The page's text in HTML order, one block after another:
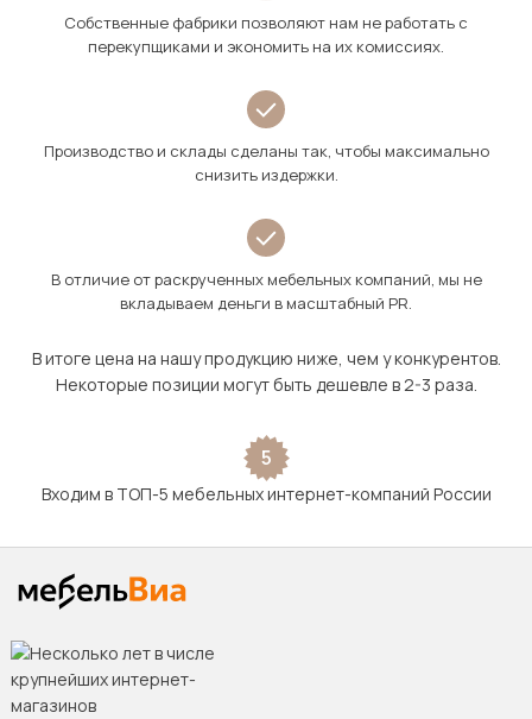
Собственные фабрики позволяют нам не работать с
перекупщиками и экономить на их комиссиях.
Производство и склады сделаны так, чтобы максимально
снизить издержки.
В отличие от раскрученных мебельных компаний, мы не
вкладываем деньги в масштабный PR.
В итоге цена на нашу продукцию ниже, чем у конкурентов.
Некоторые позиции могут быть дешевле в 2-3 раза.
5
Входим в ТОП-5 мебельных интернет-компаний России